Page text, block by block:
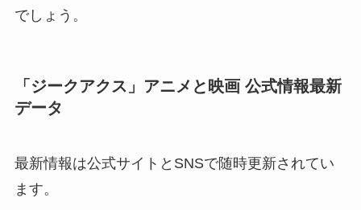
でしょう。
「ジークアクス」アニメと映画 公式情報最新
データ
最新情報は公式サイトとSNSで随時更新されてい
ます。